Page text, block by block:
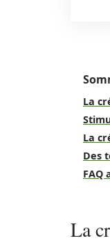
La
La
Des
FAQ
La